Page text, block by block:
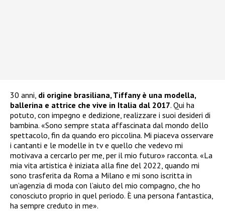
30 anni, di origine brasiliana, Tiffany è una modella,
ballerina e attrice che vive in Italia dal 2017. Qui ha
potuto, con impegno e dedizione, realizzare i suoi desideri di
bambina. «Sono sempre stata affascinata dal mondo dello
spettacolo, fin da quando ero piccolina. Mi piaceva osservare
i cantanti e le modelle in tv e quello che vedevo mi
motivava a cercarlo per me, per il mio futuro» racconta. «La
mia vita artistica è iniziata alla fine del 2022, quando mi
sono trasferita da Roma a Milano e mi sono iscritta in
un’agenzia di moda con l’aiuto del mio compagno, che ho
conosciuto proprio in quel periodo. È una persona fantastica,
ha sempre creduto in me».